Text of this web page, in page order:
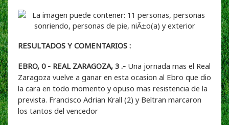
RESULTADOS Y COMENTARIOS :
EBRO, 0 - REAL ZARAGOZA, 3 .- Una jornada mas el Real
Zaragoza vuelve a ganar en esta ocasion al Ebro que dio
la cara en todo momento y opuso mas resistencia de la
prevista. Francisco Adrian Krall (2) y Beltran marcaron
los tantos del vencedor